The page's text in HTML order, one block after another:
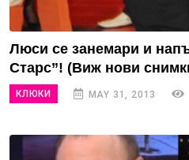
Люси се занемари и
Старс”! (Виж нови
КЛЮКИ MAY 31, 2013